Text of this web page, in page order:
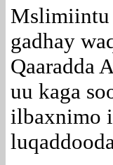
Mslimiintu
gadhay
Qaaradda
uu kaga
ilbaxnimo